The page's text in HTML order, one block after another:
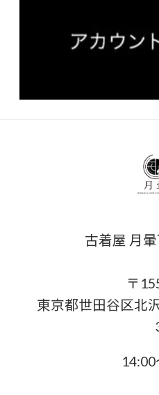
古着屋 月
〒
東京都世田谷区北